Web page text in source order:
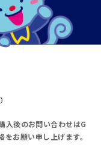
入後のお問い合わせはG
お願い申し上げます。